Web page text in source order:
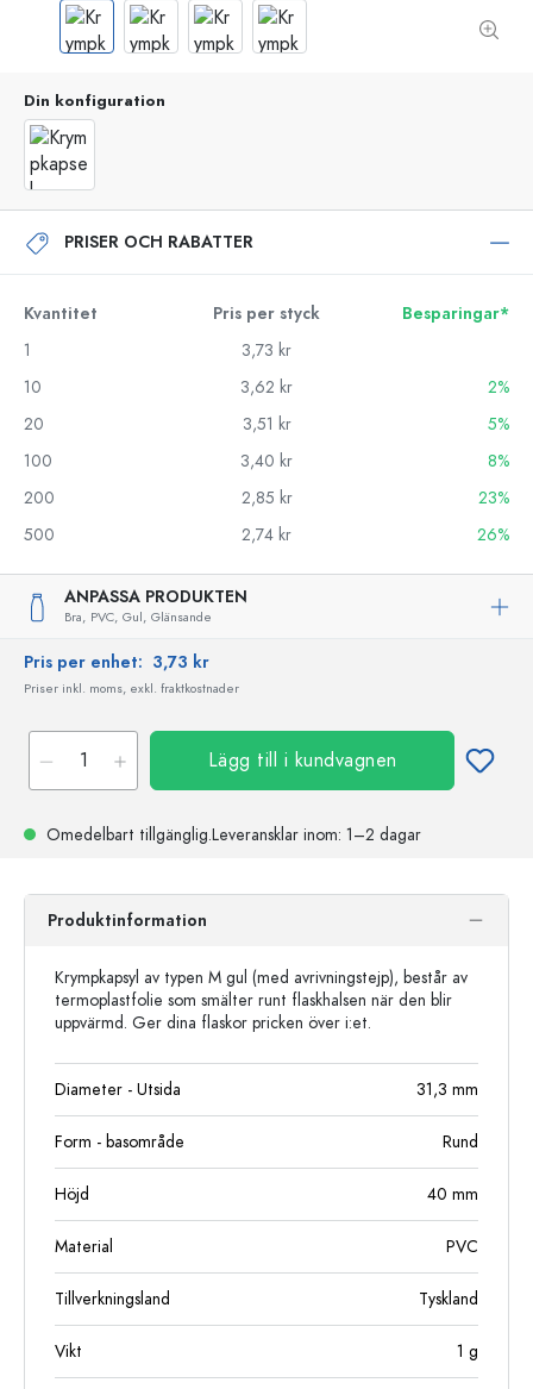
Din konfiguration
PRISER OCH RABATTER
Kvantitet Pris per styck
Besparingar*
1
3,73 kr
10
3,62 kr
2%
20
3,51 kr
5%
100
3,40 kr
8%
200
2,85 kr
23%
500
2,74 kr 26%
ANPASSA PRODUKTEN
Bra, PVC, Gul, Glänsande
Pris per enhet: 3,73 kr
Priser inkl. moms, exkl. fraktkostnader
Lägg till i kundvagnen
Omedelbart tillgänglig.Leveransklar inom: 1–2 dagar
Produktinformation
Krympkapsyl av typen M gul (med avrivningstejp), består av
termoplastfolie som smälter runt flaskhalsen när den blir
uppvärmd. Ger dina flaskor pricken över i:et.
Diameter - Utsida 31,3 mm
Form - basområde Rund
Höjd 40 mm
Material PVC
Tillverkningsland Tyskland
Vikt 1 g